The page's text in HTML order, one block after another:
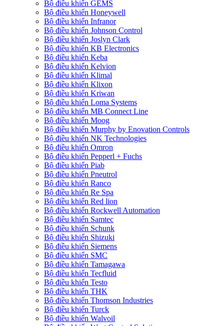
Bộ điều khiển GEMS
Bộ điều khiển Honeywell
Bộ điều khiển Infranor
Bộ điều khiển Johnson Control
Bộ điều khiển Joslyn Clark
Bộ điều khiển KB Electronics
Bộ điều khiển Keba
Bộ điều khiển Kelvion
Bộ điều khiển Klimal
Bộ điều khiển Klixon
Bộ điều khiển Kriwan
Bộ điều khiển Loma Systems
Bộ điều khiển MB Connect Line
Bộ điều khiển Moog
Bộ điều khiển Murphy by Enovation Controls
Bộ điều khiển NK Technologies
Bộ điều khiển Omron
Bộ điều khiển Pepperl + Fuchs
Bộ điều khiển Piab
Bộ điều khiển Pneutrol
Bộ điều khiển Ranco
Bộ điều khiển Re Spa
Bộ điều khiển Red lion
Bộ điều khiển Rockwell Automation
Bộ điều khiển Samtec
Bộ điều khiển Schunk
Bộ điều khiển Shizuki
Bộ điều khiển Siemens
Bộ điều khiển SMC
Bộ điều khiển Tamagawa
Bộ điều khiển Tecfluid
Bộ điều khiển Testo
Bộ điều khiển THK
Bộ điều khiển Thomson Industries
Bộ điều khiển Turck
Bộ điều khiển Walvoil